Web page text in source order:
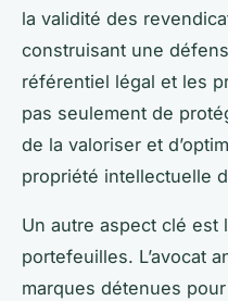
la validité des
construisant une
référentiel légal et les
pas seulement de
de la valoriser et
propriété intellectuelle
Un autre aspect clé est
portefeuilles. L’avocat
marques détenues